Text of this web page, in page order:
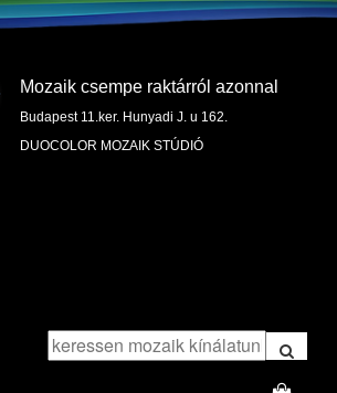
Mozaik csempe raktárról azonnal
Budapest 11.ker. Hunyadi J. u 162.
DUOCOLOR MOZAIK STÚDIÓ